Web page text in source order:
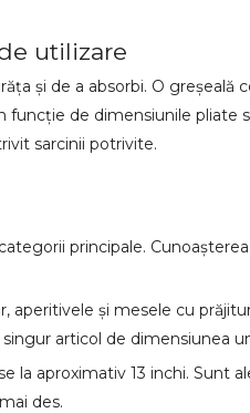
utilizare
și de a absorbi. O greșeală
de dimensiunile pliate
sarcinii potrivite.
principale.
și mesele cu
articol de dimensiunea
la aproximativ 13 inchi. Sunt
des.